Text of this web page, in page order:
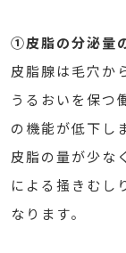
①皮脂の分泌量
皮脂腺は毛穴か
うるおいを保つ
の機能が低下し
皮脂の量が少な
による掻きむし
なります。